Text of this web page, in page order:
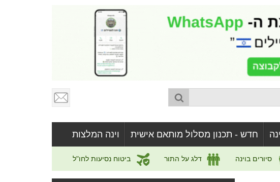
חדש - תכנון מסלול מותאם אישית וינה המלצות
סיורים בוינה דלג על התור ביטוח נסיעות לחו"ל